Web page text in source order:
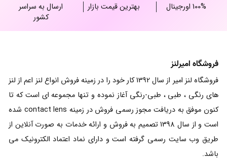
100% اورجینال بهترین قیمت بازار
ارسال به سراسر
کشور
فروشگاه امیرلنز
فروشگاه لنز امیر از سال 1392 کار خود را در زمینه فروش انواع لنز اعم از لنز
های رنگی ، طبی ، طبی-رنگی آغاز نموده و تنها مجموعه ای است که تا
کنون موفق به دریافت مجوز رسمی فروش در زمینه contact lens شده
است و از سال 1398 تصمیم به فروش و ارائه خدمات به صورت آنلاین از
طریق وب سایت رسمی گرفته است و دارای نماد اعتماد الکترونیک می
باشد.